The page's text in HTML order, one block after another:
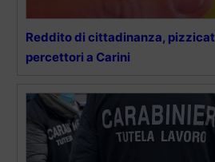
Reddito di cittadinanza,
percettori a Carini